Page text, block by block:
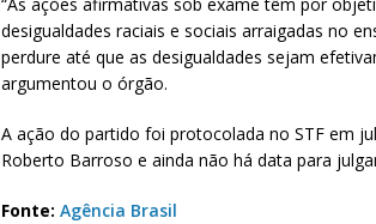
“As ações afirmativas sob exame têm por
desigualdades raciais e sociais arraigadas no
perdure até que as desigualdades sejam
argumentou o órgão.
A ação do partido foi protocolada no STF em
Roberto Barroso e ainda não há data para
Fonte: Agência Brasil